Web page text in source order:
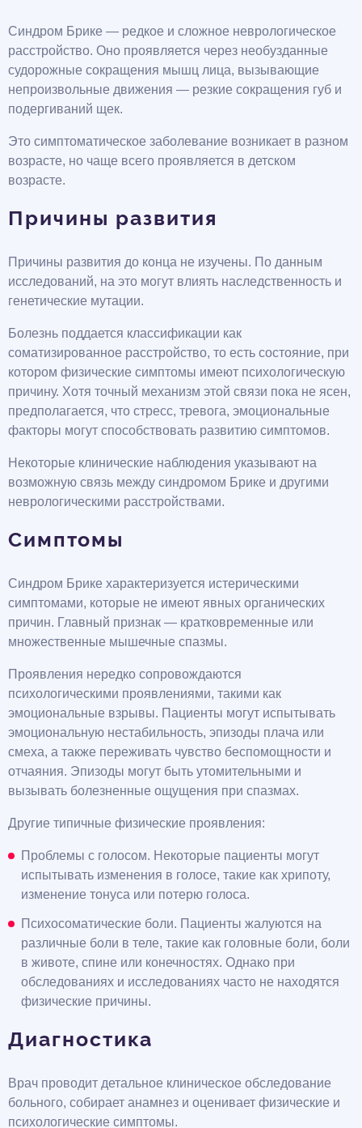
Синдром Брике — редкое и сложное неврологическое
расстройство. Оно проявляется через необузданные
судорожные сокращения мышц лица, вызывающие
непроизвольные движения — резкие сокращения губ и
подергиваний щек.
Это симптоматическое заболевание возникает в разном
возрасте, но чаще всего проявляется в детском
возрасте.
Причины развития
Причины развития до конца не изучены. По данным
исследований, на это могут влиять наследственность и
генетические мутации.
Болезнь поддается классификации как
соматизированное расстройство, то есть состояние, при
котором физические симптомы имеют психологическую
причину. Хотя точный механизм этой связи пока не ясен,
предполагается, что стресс, тревога, эмоциональные
факторы могут способствовать развитию симптомов.
Некоторые клинические наблюдения указывают на
возможную связь между синдромом Брике и другими
неврологическими расстройствами.
Симптомы
Синдром Брике характеризуется истерическими
симптомами, которые не имеют явных органических
причин. Главный признак — кратковременные или
множественные мышечные спазмы.
Проявления нередко сопровождаются
психологическими проявлениями, такими как
эмоциональные взрывы. Пациенты могут испытывать
эмоциональную нестабильность, эпизоды плача или
смеха, а также переживать чувство беспомощности и
отчаяния. Эпизоды могут быть утомительными и
вызывать болезненные ощущения при спазмах.
Другие типичные физические проявления:
Проблемы с голосом. Некоторые пациенты могут
испытывать изменения в голосе, такие как хрипоту,
изменение тонуса или потерю голоса.
Психосоматические боли. Пациенты жалуются на
различные боли в теле, такие как головные боли, боли
в животе, спине или конечностях. Однако при
обследованиях и исследованиях часто не находятся
физические причины.
Диагностика
Врач проводит детальное клиническое обследование
больного, собирает анамнез и оценивает физические и
психологические симптомы.